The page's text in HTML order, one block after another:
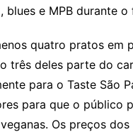
e MPB durante o
quatro pratos em
três deles parte do
para o Taste São
para que o público
Os preços